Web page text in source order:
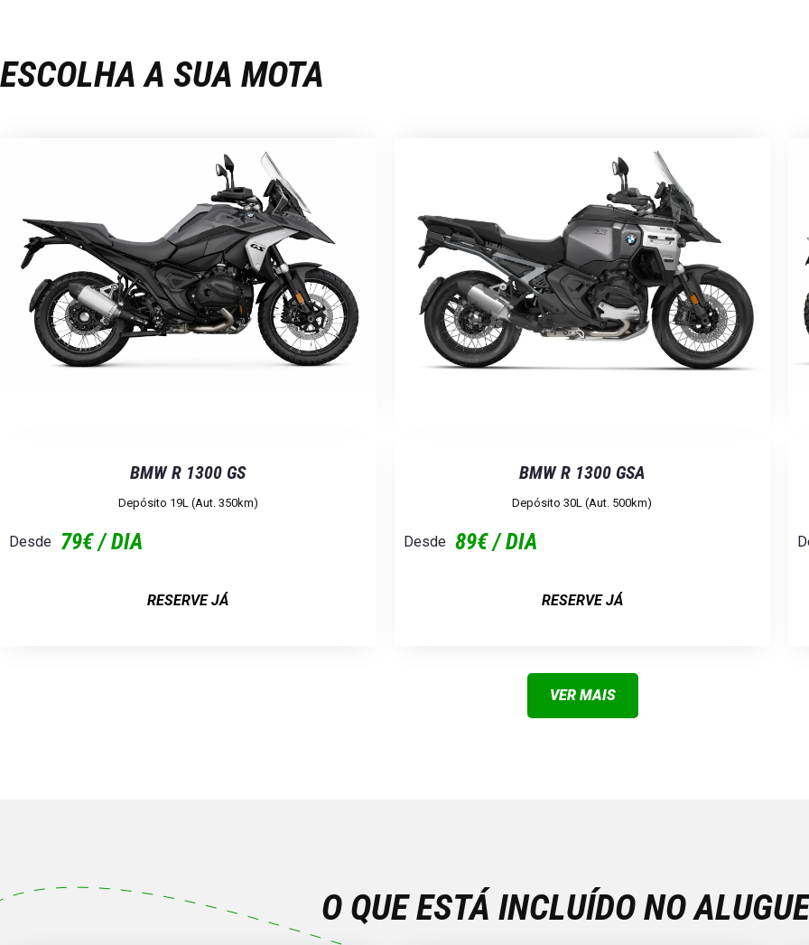
ESCOLHA A SUA MOTA
BMW R 1300 GS
Depósito 19L (Aut. 350km)
Desde 79€ / DIA
RESERVE JÁ
BMW R 1300 GSA
Depósito 30L (Aut. 500km)
Desde 89€ / DIA
RESERVE JÁ
VER MAIS
O QUE ESTÁ INCLUÍDO NO